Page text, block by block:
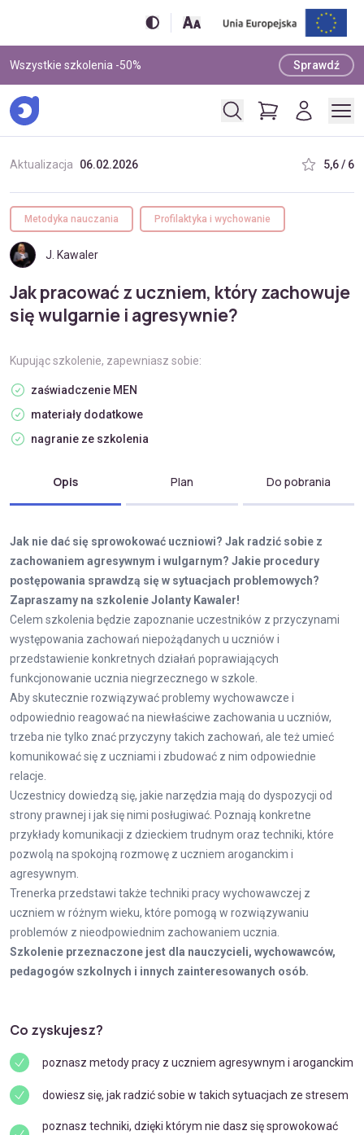
Wszystkie szkolenia -50% Sprawdź
Aktualizacja 06.02.2026 5,6 / 6
J. Kawaler
Metodyka nauczania Profilaktyka i wychowanie
Jak pracować z uczniem, który zachowuje
się wulgarnie i agresywnie?
Kupując szkolenie, zapewniasz sobie:
zaświadczenie MEN
materiały dodatkowe
nagranie ze szkolenia
Opis Plan Do pobrania
Jak nie dać się sprowokować uczniowi? Jak radzić sobie z
zachowaniem agresywnym i wulgarnym? Jakie procedury
postępowania sprawdzą się w sytuacjach problemowych?
Zapraszamy na szkolenie Jolanty Kawaler!
Celem szkolenia będzie zapoznanie uczestników z przyczynami
występowania zachowań niepożądanych u uczniów i
przedstawienie konkretnych działań poprawiających
funkcjonowanie ucznia niegrzecznego w szkole.
Aby skutecznie rozwiązywać problemy wychowawcze i
odpowiednio reagować na niewłaściwe zachowania u uczniów,
trzeba nie tylko znać przyczyny takich zachowań, ale też umieć
komunikować się z uczniami i zbudować z nim odpowiednie
relacje.
Uczestnicy dowiedzą się, jakie narzędzia mają do dyspozycji od
strony prawnej i jak się nimi posługiwać. Poznają konkretne
przykłady komunikacji z dzieckiem trudnym oraz techniki, które
pozwolą na spokojną rozmowę z uczniem aroganckim i
agresywnym.
Trenerka przedstawi także techniki pracy wychowawczej z
uczniem w różnym wieku, które pomogą w rozwiązywaniu
problemów z nieodpowiednim zachowaniem ucznia.
Szkolenie przeznaczone jest dla nauczycieli, wychowawców,
pedagogów szkolnych i innych zainteresowanych osób.
Co zyskujesz?
poznasz metody pracy z uczniem agresywnym i aroganckim
dowiesz się, jak radzić sobie w takich sytuacjach ze stresem
poznasz techniki, dzięki którym nie dasz się sprowokować